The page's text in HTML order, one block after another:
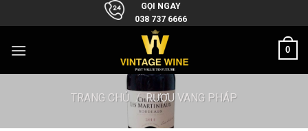
to
GỌI NGAY
038 737 6666
0
TRANG CHỦ / RƯỢU VANG PHÁP